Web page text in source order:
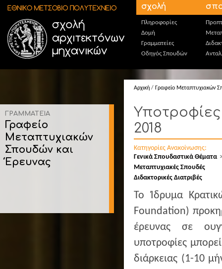
Παράκαμψη προς το κυρίως περιεχόμενο σχολή
Πληροφορίες
Δομή
Γραμματείες
Οδηγός Σπουδών
ΓΡΑΜΜΑΤΕΙΑ
Γραφείο
Μεταπτυχιακών
Σπουδών και
Έρευνας
Αρχική / Γραφείο Μεταπτυχιακών
Υποτροφίες
2018
Κατηγορίες Ανακοίνωσης:
Γενικά Σπουδαστικά Θέματα
Μεταπτυχιακές Σπουδές
Διδακτορικές Διατριβές
Το Ίδρυμα
Foundation)
έρευνας σε
υποτροφίες
διάρκειας (1-10